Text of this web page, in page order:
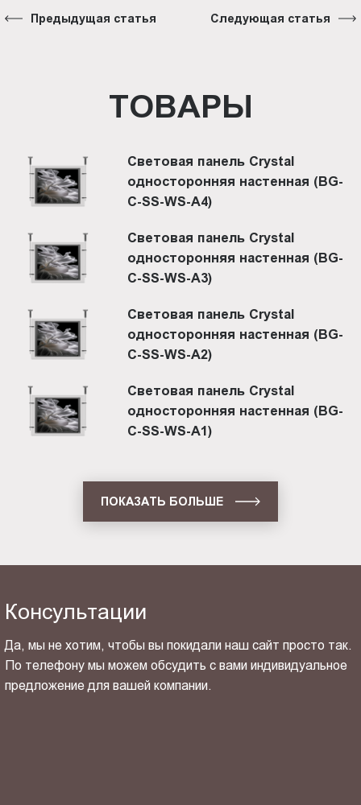
Предыдущая статья Следующая статья
ТОВАРЫ
Световая панель Crystal
односторонняя настенная (BG-
C-SS-WS-A4)
Световая панель Crystal
односторонняя настенная (BG-
C-SS-WS-A3)
Световая панель Crystal
односторонняя настенная (BG-
C-SS-WS-A2)
Световая панель Crystal
односторонняя настенная (BG-
C-SS-WS-A1)
ПОКАЗАТЬ БОЛЬШЕ
Консультации
Да, мы не хотим, чтобы вы покидали наш сайт просто так.
По телефону мы можем обсудить с вами индивидуальное
предложение для вашей компании.